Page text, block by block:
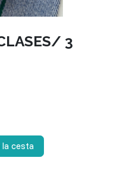
3
la cesta